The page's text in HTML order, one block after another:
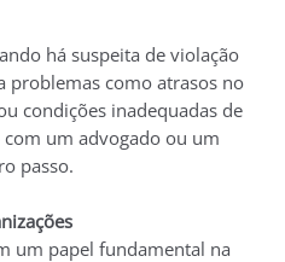
há suspeita de violação
problemas como atrasos no
condições inadequadas de
um advogado ou um
passo.
um papel fundamental na